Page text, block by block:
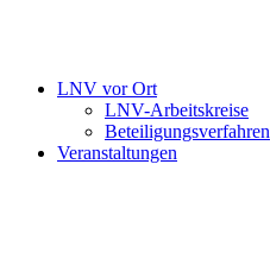
LNV vor Ort
LNV-Arbeitskreise
Beteiligungsverfahren
Veranstaltungen